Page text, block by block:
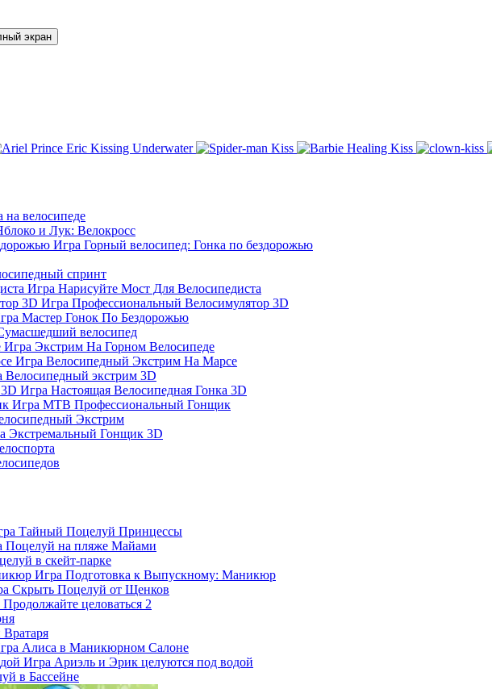
экран
на велосипеде
и Лук: Велокросс
Игра Горный велосипед: Гонка по бездорожью
спринт
Игра Нарисуйте Мост Для Велосипедиста
Игра Профессиональный Велосимулятор 3D
Мастер Гонок По Бездорожью
велосипед
Игра Экстрим На Горном Велосипеде
Игра Велосипедный Экстрим На Марсе
Велосипедный экстрим 3D
Игра Настоящая Велосипедная Гонка 3D
Игра MTB Профессиональный Гонщик
Экстрим
Экстремальный Гонщик 3D
Тайный Поцелуй Принцессы
Поцелуй на пляже Майами
в скейт-парке
Игра Подготовка к Выпускному: Маникюр
Скрыть Поцелуй от Щенков
целоваться 2
Алиса в Маникюрном Салоне
Игра Ариэль и Эрик целуются под водой
в Бассейне